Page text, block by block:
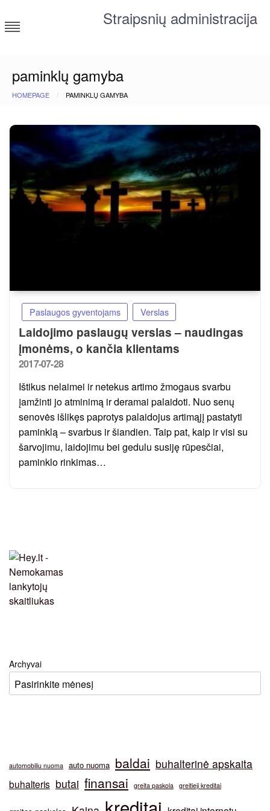
to
content
Straipsnių administracija
paminklų gamyba
HOMEPAGE PAMINKLŲ GAMYBA
Paslaugos gyventojams Verslas
Laidojimo paslaugų verslas – naudingas
įmonėms, o kančia klientams
Posted
2017-07-28
Ištikus nelaimei ir netekus artimo žmogaus svarbu
įamžinti jo atminimą ir deramai palaidoti. Nuo senų
senovės išlikęs paprotys palaidojus artimąjį pastatyti
paminklą – svarbus ir šiandien. Taip pat, kaip ir visi su
šarvojimu, laidojimu bei gedulu susiję rūpesčiai,
paminklo rinkimas…
Archyvai
automobiliu nuoma auto nuoma baldai buhalterinė apskaita
buhalteris butai finansai greita paskola greitieji kreditai